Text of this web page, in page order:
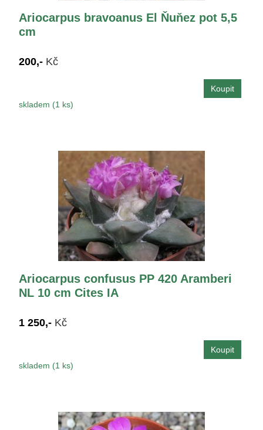
Ariocarpus bravoanus El Ňuňez pot 5,5
cm
200,- Kč
skladem (1 ks)
Ariocarpus confusus PP 420 Aramberi
NL 10 cm Cites IA
1 250,- Kč
skladem (1 ks)